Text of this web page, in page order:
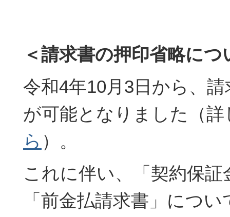
＜請求書の押印省略につ
令和4年10月3日から、
が可能となりました（詳
ら ）。
これに伴い、「契約保証
「前金払請求書」につ